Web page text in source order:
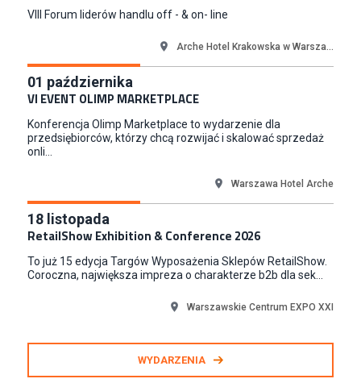
Kraków
Junior RPA Developer (k/m)
TERG S.A.
VIII Forum liderów handlu off - & on- line
Arche Hotel Krakowska w Warsza...
01 października
VI EVENT OLIMP MARKETPLACE
Konferencja Olimp Marketplace to wydarzenie dla
przedsiębiorców, którzy chcą rozwijać i skalować sprzedaż
onli...
Warszawa Hotel Arche
18 listopada
RetailShow Exhibition & Conference 2026
To już 15 edycja Targów Wyposażenia Sklepów RetailShow.
Coroczna, największa impreza o charakterze b2b dla sek...
Warszawskie Centrum EXPO XXI
WYDARZENIA